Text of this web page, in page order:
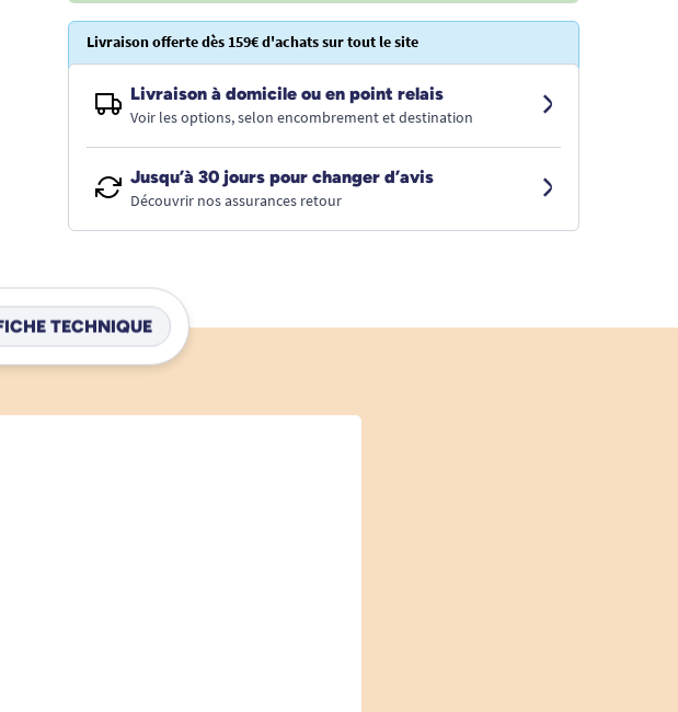
Livraison offerte dès 159€ d'achats sur tout le site
Livraison à domicile ou en point relais
Voir les options, selon encombrement et destination
Jusqu’à 30 jours pour changer d’avis
Découvrir nos assurances retour
TECHNIQUE